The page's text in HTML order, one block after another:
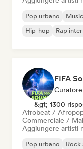
Pop urbano
Hip-hop
Rap
&gt; 1300
Afrobeat /
Commerciale /
Aggiungere artisti
Pop urbano
Rock